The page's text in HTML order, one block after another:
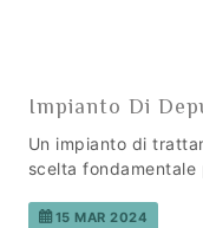
Impianto Di
Un impianto di
scelta
15 MAR 2024